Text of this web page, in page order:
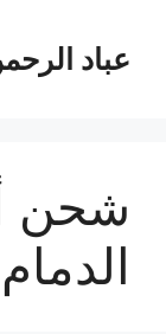
المحتوىعباد
شحن